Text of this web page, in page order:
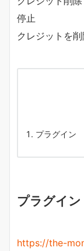
停止
クレジットを
プラグイン
プラグイン
https://the-